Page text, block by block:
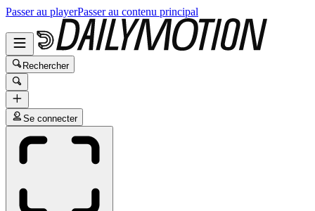
Passer au playerPasser au contenu principal
Rechercher
Se connecter